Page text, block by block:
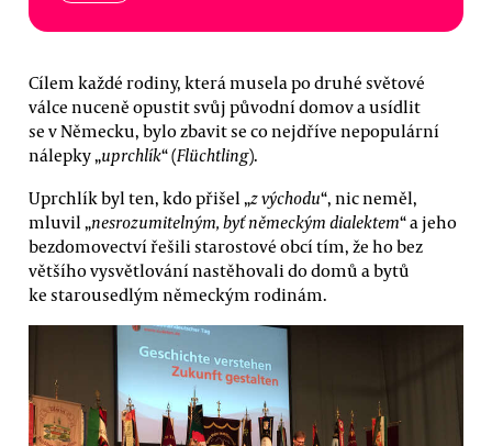
Cílem každé rodiny, která musela po druhé světové
válce nuceně opustit svůj původní domov a usídlit
se v Německu, bylo zbavit se co nejdříve nepopulární
nálepky „uprchlík“ (Flüchtling).
Uprchlík byl ten, kdo přišel „z východu“, nic neměl,
mluvil „nesrozumitelným, byť německým dialektem“ a jeho
bezdomovectví řešili starostové obcí tím, že ho bez
většího vysvětlování nastěhovali do domů a bytů
ke starousedlým německým rodinám.